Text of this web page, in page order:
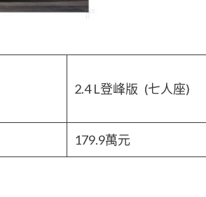
2.4 L登峰版 (七人座)
179.9萬元